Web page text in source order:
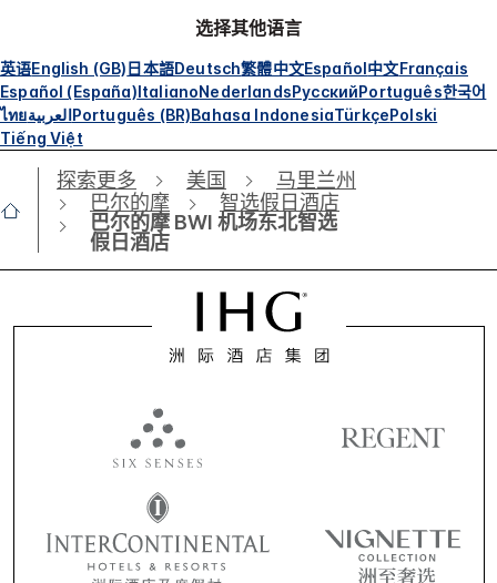
选择其他语言
英语English (GB)日本語Deutsch繁體中文Español中文Français
Español (España)ItalianoNederlandsРусскийPortuguês한국어
ไทยالعربيةPortuguês (BR)Bahasa IndonesiaTürkçePolski
Tiếng Việt
探索更多 美国
马里兰州
巴尔的摩
智选假日酒店
巴尔的摩 BWI 机场东北智选
假日酒店